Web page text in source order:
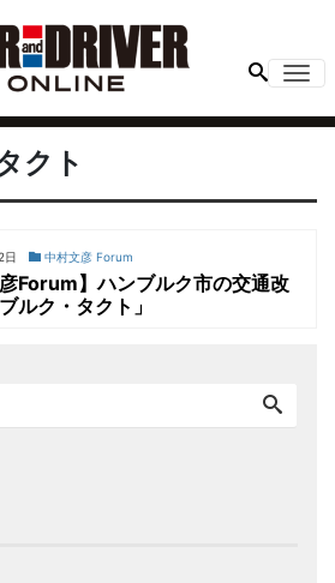
クト
日 中村文彦 Forum
彦Forum】ハンブルク市の交通改
ルク・タクト」